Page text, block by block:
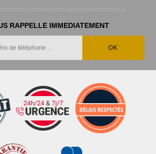
RAPPELLE IMMEDIATEMENT